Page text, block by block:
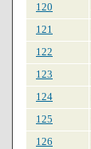
120
121
122
123
124
125
126